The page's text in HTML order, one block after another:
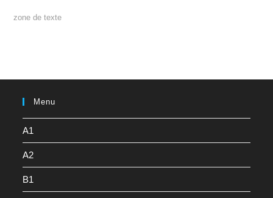
zone de texte
Menu
A1
A2
B1